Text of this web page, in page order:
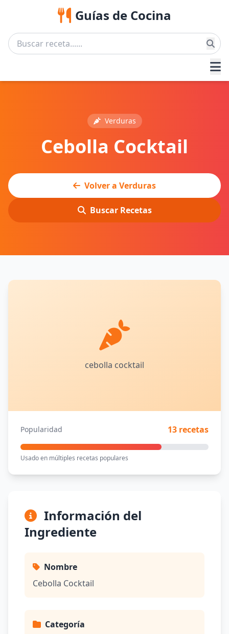
Guías de Cocina
Verduras
Cebolla Cocktail
Volver a Verduras
Buscar Recetas
cebolla cocktail
Popularidad 13 recetas
Usado en múltiples recetas populares
Información del
Ingrediente
Nombre
Cebolla Cocktail
Categoría